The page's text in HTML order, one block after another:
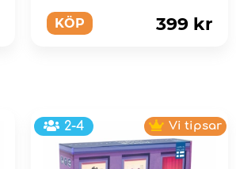
KÖP 399 kr
2-4 Vi tipsar